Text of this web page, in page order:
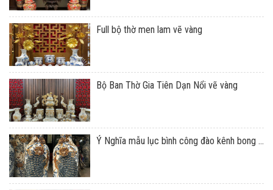
Full bộ thờ men lam vẽ vàng
Bộ Ban Thờ Gia Tiên Dạn Nổi vẽ vàng
Ý Nghĩa mẫu lục bình công đào kênh bong ...